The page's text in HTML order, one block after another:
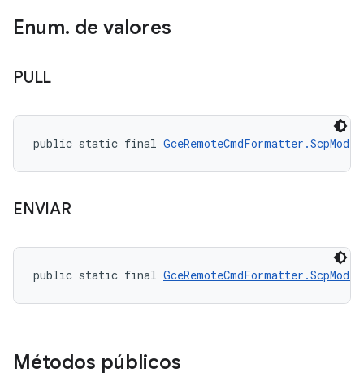
Enum. de valores
PULL
public static final GceRemoteCmdFormatter.ScpMode
ENVIAR
public static final GceRemoteCmdFormatter.ScpMode
Métodos públicos